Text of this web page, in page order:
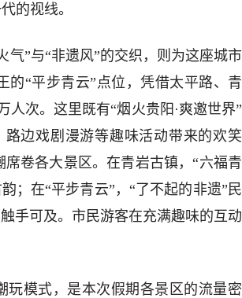
的视线。
”与“非遗风”的交织，则为这座城市
的“平步青云”点位，凭借太平路、青
人次。这里既有“烟火贵阳·爽邀世界”
边戏剧漫游等趣味活动带来的欢笑
卷各大景区。在青岩古镇，“六福青
；在“平步青云”，“了不起的非遗”民
手可及。市民游客在充满趣味的互动
玩模式，是本次假期各景区的流量密